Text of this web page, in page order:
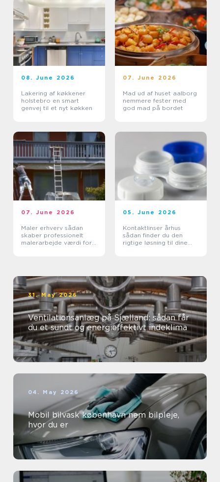
08. June 2026
Lakering af køkkener
holstebro en smart
genvej til et nyt køkken
07. June 2026
Mad ud af huset aalborg
nemmere fester med
god mad på bordet
07. June 2026
Maler erhverv sådan
skaber professionelt
malerarbejde værdi for
05. June 2026
Kontaktlinser århus
sådan finder du den
rigtige løsning til dine
31. May 2026
Ventilationsanlæg på Sjælland: sådan får
du et sundt og energieffektivt indeklima
04. May 2026
Mobil bilvask københavn nem bilpleje,
hvor du er